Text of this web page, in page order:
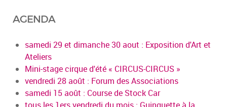
AGENDA
samedi 29 et dimanche 30 aout : Exposition d'Art et
Ateliers
Mini-stage cirque d'été « CIRCUS-CIRCUS »
vendredi 28 août : Forum des Associations
samedi 15 août : Course de Stock Car